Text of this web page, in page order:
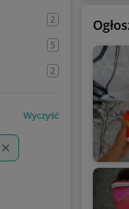
2
5
2
Wyczyść